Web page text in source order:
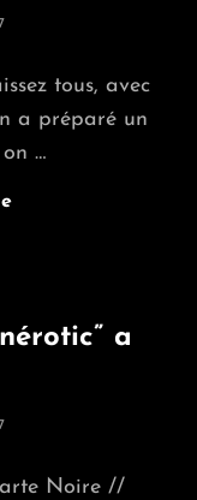
tous, avec
a préparé un
…
Bouffe
a
Noire //